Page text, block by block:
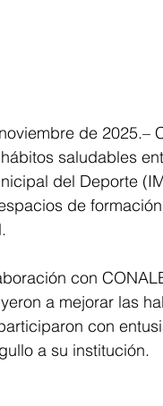
de
saludables
del Deporte
de
con
a mejorar las
con
a su institución.